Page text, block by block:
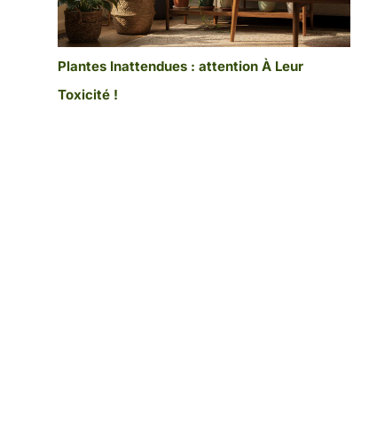
Plantes Inattendues : attention À Leur
Toxicité !